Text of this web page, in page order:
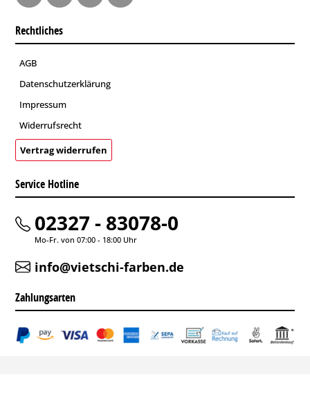
Rechtliches
AGB
Datenschutzerklärung
Impressum
Widerrufsrecht
Vertrag widerrufen
Service Hotline
02327 - 83078-0
Mo-Fr. von 07:00 - 18:00 Uhr
info@vietschi-farben.de
Zahlungsarten